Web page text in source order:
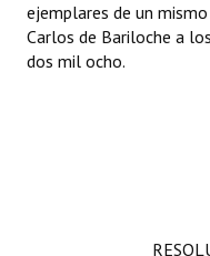
ejemplares de un
Carlos de Bariloche a
dos mil ocho.